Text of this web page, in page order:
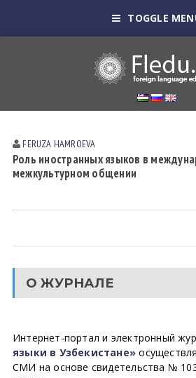
TOGGLE
FERUZA HАMROEVА
Роль иностранных языков в
межкультурном общении
О ЖУРНАЛЕ
Интернет-портал и электронный
языки в Узбекистане»
СМИ на основе свидетельства №